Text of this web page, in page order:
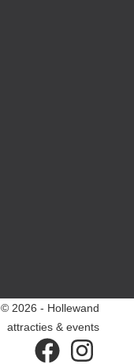
© 2026 - Hollewand
attracties & events
facebookinstagram